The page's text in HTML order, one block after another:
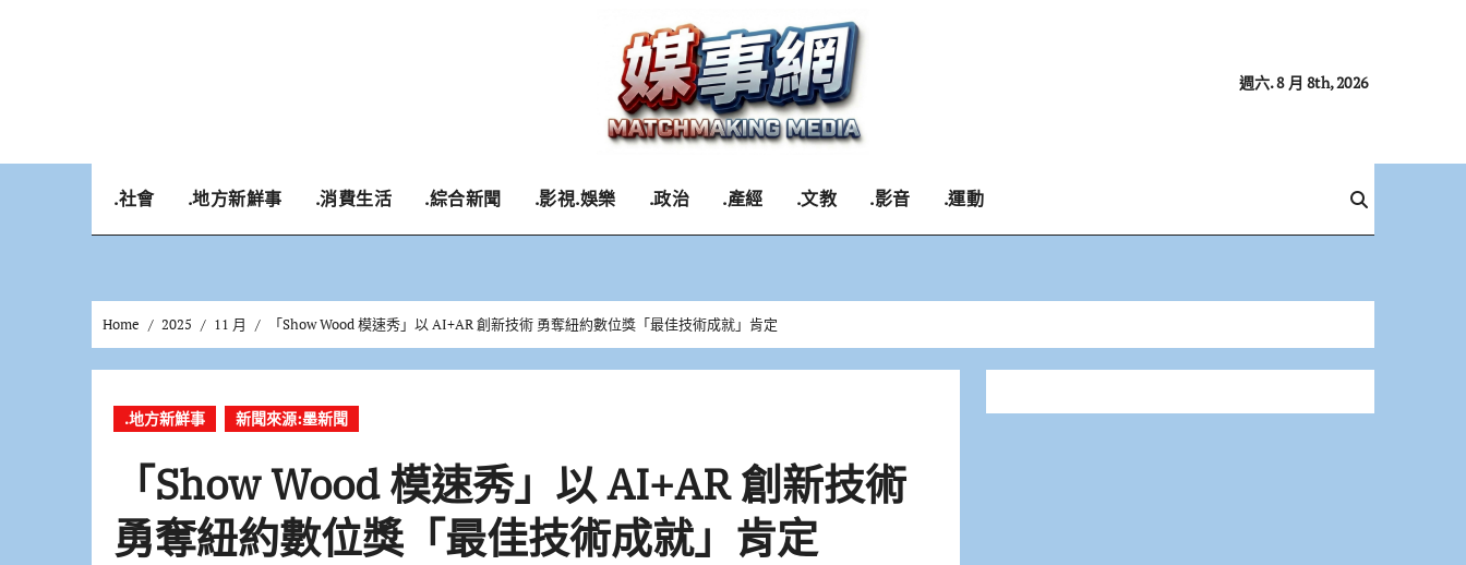
週六. 8 月 8th, 2026
.社會 .地方新鮮事 .消費生活 .綜合新聞 .影視.娛樂 .政治 .產經 .文教 .影音 .運動
Home 2025 11 月 「Show Wood 模速秀」以 AI+AR 創新技術 勇奪紐約數位獎「最佳技術成就」肯定
.地方新鮮事 新聞來源:墨新聞
「Show Wood 模速秀」以 AI+AR 創新技術
勇奪紐約數位獎「最佳技術成就」肯定